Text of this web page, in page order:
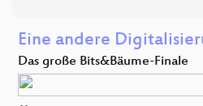
Eine andere
Das große Bits&Bäume-Finale